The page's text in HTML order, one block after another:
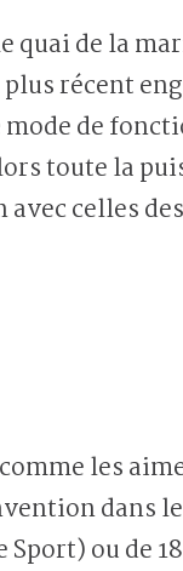
de la
récent
de
toute la
celles
les
dans
ou de